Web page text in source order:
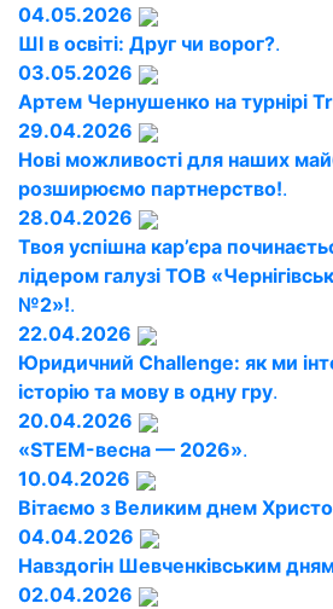
04.05.2026
ШІ в освіті: Друг чи ворог?.
03.05.2026
Артем Чернушенко на турнірі
29.04.2026
Нові можливості для наших
розширюємо партнерство!.
28.04.2026
Твоя успішна кар’єра
лідером галузі ТОВ
№2»!.
22.04.2026
Юридичний Challenge: як ми
історію та мову в одну гру.
20.04.2026
«STEM-весна — 2026».
10.04.2026
Вітаємо з Великим днем
04.04.2026
Навздогін Шевченківським
02.04.2026